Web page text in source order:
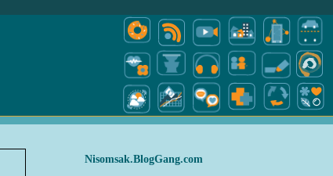
Nisomsak.BlogGang.com